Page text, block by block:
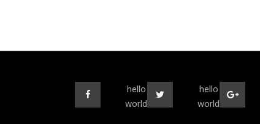
hello
world
hello
world